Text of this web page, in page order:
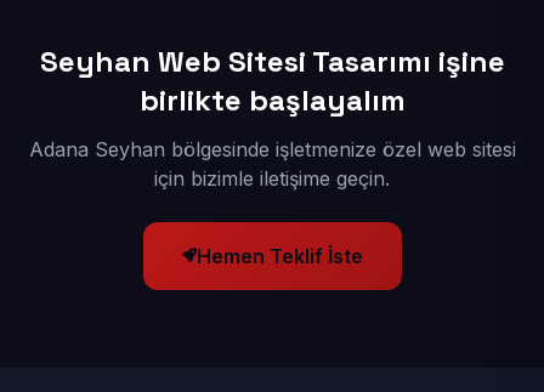
Seyhan Web Sitesi Tasarımı işine
birlikte başlayalım
Adana Seyhan bölgesinde işletmenize özel web sitesi
için bizimle iletişime geçin.
Hemen Teklif İste